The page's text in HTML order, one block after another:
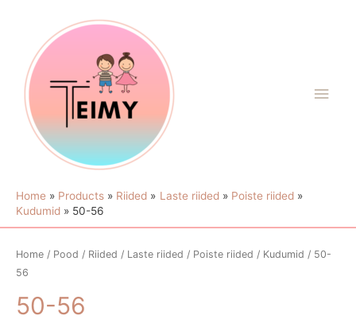
Home Products Riided Laste riided
Poiste riided
Kudumid
50-56
Home / Pood / Riided / Laste riided / Poiste riided / Kudumid / 50-
56
50-56